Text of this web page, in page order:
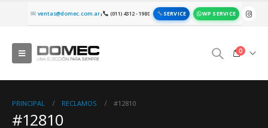
ventas@domec.com.ar| (011) 4312 - 1980 SERVICE WP SERVICE
0
PRINCIPAL RECLAMOS #12810
#12810